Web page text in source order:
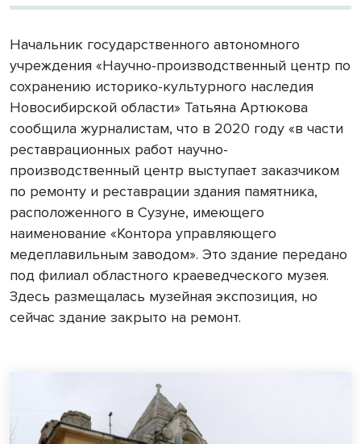
Начальник государственного автономного
учреждения «Научно-производственный центр по
сохранению историко-культурного наследия
Новосибирской области» Татьяна Артюкова
сообщила журналистам, что в 2020 году «в части
реставрационных работ научно-
производственный центр выступает заказчиком
по ремонту и реставрации здания памятника,
расположенного в Сузуне, имеющего
наименование «Контора управляющего
медеплавильным заводом». Это здание передано
под филиал областного краеведческого музея.
Здесь размещалась музейная экспозиция, но
сейчас здание закрыто на ремонт.